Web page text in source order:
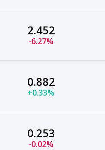
2.452
-6.27%
0.882
+0.33%
0.253
-0.02%